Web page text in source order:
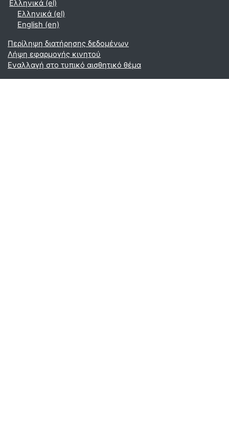
Ελληνικά ‎(el)‎
Ελληνικά ‎(el)‎
English ‎(en)‎
Περίληψη διατήρησης δεδομένων
Λήψη εφαρμογής κινητού
Εναλλαγή στο τυπικό αισθητικό θέμα